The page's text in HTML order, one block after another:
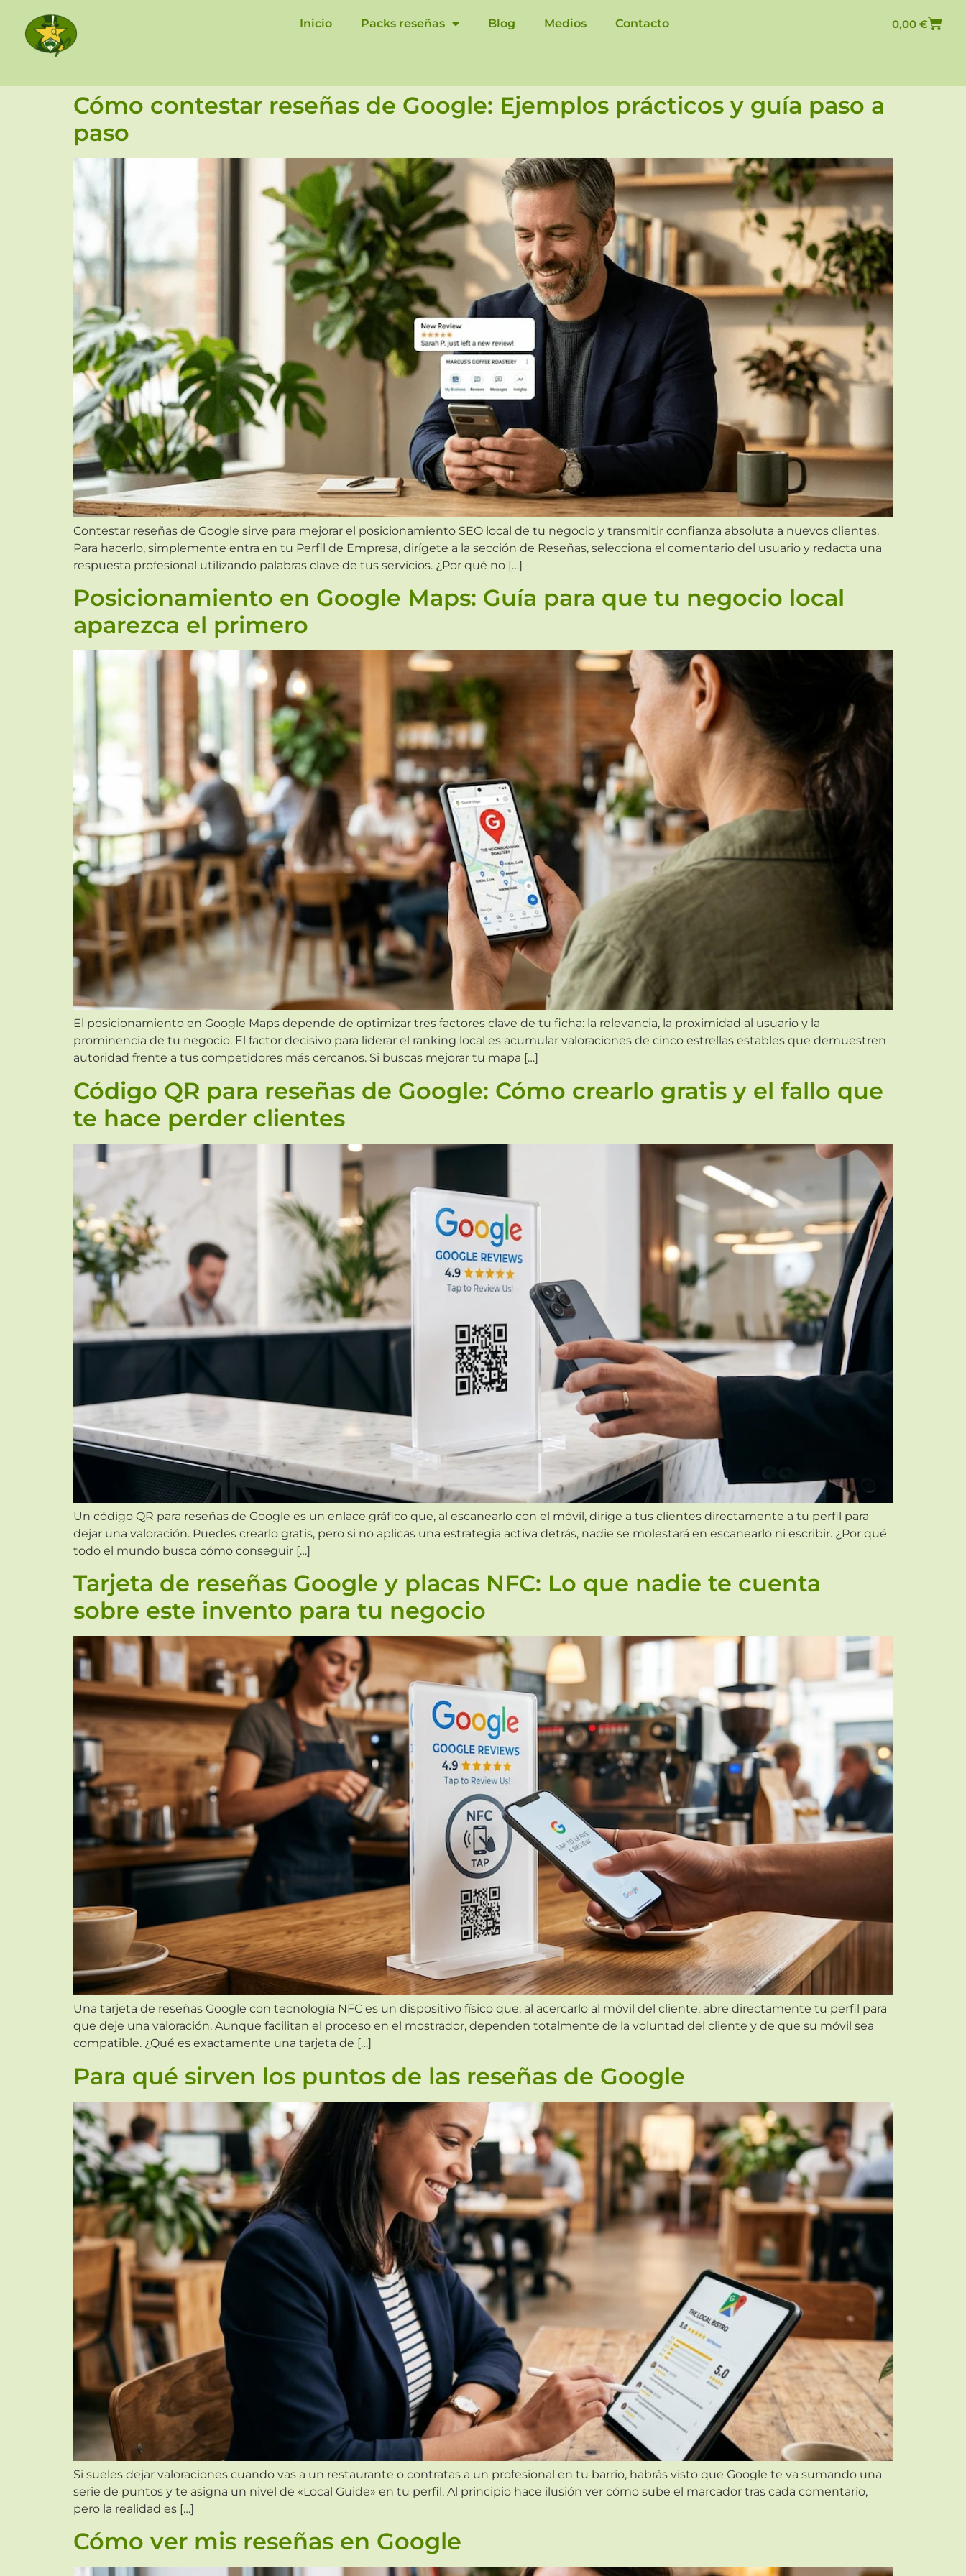
Inicio Packs reseñas Blog Medios Contacto 0,00€
Cómo contestar reseñas de Google: Ejemplos prácticos y guía paso a
paso
Contestar reseñas de Google sirve para mejorar el posicionamiento SEO local de tu negocio y transmitir confianza absoluta a nuevos clientes.
Para hacerlo, simplemente entra en tu Perfil de Empresa, dirígete a la sección de Reseñas, selecciona el comentario del usuario y redacta una
respuesta profesional utilizando palabras clave de tus servicios. ¿Por qué no […]
Posicionamiento en Google Maps: Guía para que tu negocio local
aparezca el primero
El posicionamiento en Google Maps depende de optimizar tres factores clave de tu ficha: la relevancia, la proximidad al usuario y la
prominencia de tu negocio. El factor decisivo para liderar el ranking local es acumular valoraciones de cinco estrellas estables que demuestren
autoridad frente a tus competidores más cercanos. Si buscas mejorar tu mapa […]
Código QR para reseñas de Google: Cómo crearlo gratis y el fallo que
te hace perder clientes
Un código QR para reseñas de Google es un enlace gráfico que, al escanearlo con el móvil, dirige a tus clientes directamente a tu perfil para
dejar una valoración. Puedes crearlo gratis, pero si no aplicas una estrategia activa detrás, nadie se molestará en escanearlo ni escribir. ¿Por qué
todo el mundo busca cómo conseguir […]
Tarjeta de reseñas Google y placas NFC: Lo que nadie te cuenta
sobre este invento para tu negocio
Una tarjeta de reseñas Google con tecnología NFC es un dispositivo físico que, al acercarlo al móvil del cliente, abre directamente tu perfil para
que deje una valoración. Aunque facilitan el proceso en el mostrador, dependen totalmente de la voluntad del cliente y de que su móvil sea
compatible. ¿Qué es exactamente una tarjeta de […]
Para qué sirven los puntos de las reseñas de Google
Si sueles dejar valoraciones cuando vas a un restaurante o contratas a un profesional en tu barrio, habrás visto que Google te va sumando una
serie de puntos y te asigna un nivel de «Local Guide» en tu perfil. Al principio hace ilusión ver cómo sube el marcador tras cada comentario,
pero la realidad es […]
Cómo ver mis reseñas en Google